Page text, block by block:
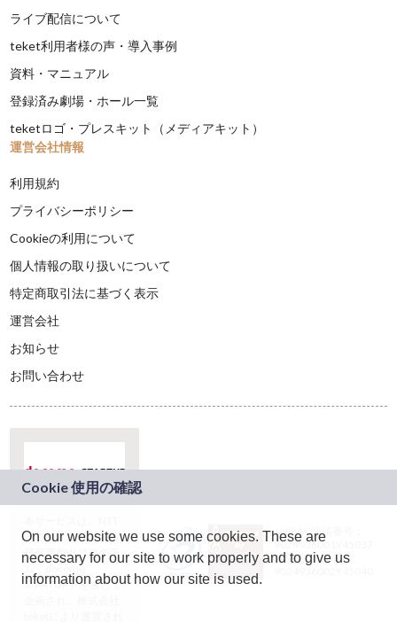
ライブ配信について
teket利用者様の声・導入事例
資料・マニュアル
登録済み劇場・ホール一覧
teketロゴ・プレスキット（メディアキット）
運営会社情報
利用規約
プライバシーポリシー
Cookieの利用について
個人情報の取り扱いについて
特定商取引法に基づく表示
運営会社
お知らせ
お問い合わせ
ドコモグループの新
規事業創出プログラ
ム「docomo
STARTUP」を通じて
JASRAC許諾番号：
9024936001Y45037
JASRAC許諾番号：
On our website we use some cookies. These are
necessary for our site to work properly and to give us
information about how our site is used.